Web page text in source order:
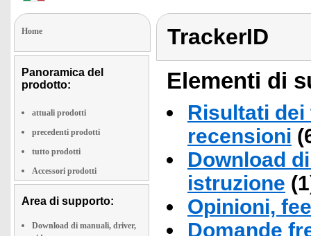
Home
Panoramica del
prodotto:
attuali prodotti
precedenti prodotti
tutto prodotti
Accessori prodotti
Area di supporto:
Download di manuali, driver,
TrackerID
Elementi di
Risultati
recensioni
Download
istruzione
Opinioni,
Domande